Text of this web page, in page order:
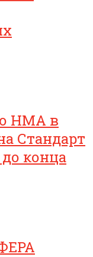
НМА в
Стандарт
конца